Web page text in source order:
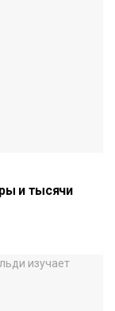
и тысячи